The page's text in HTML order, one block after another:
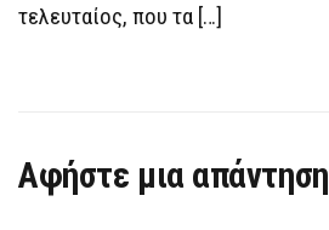
τελευταίος, που τα […]
Αφήστε μια απάντηση